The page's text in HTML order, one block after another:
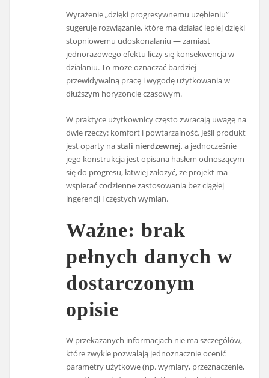
Wyrażenie „dzięki progresywnemu uzębieniu”
sugeruje rozwiązanie, które ma działać lepiej dzięki
stopniowemu udoskonalaniu — zamiast
jednorazowego efektu liczy się konsekwencja w
działaniu. To może oznaczać bardziej
przewidywalną pracę i wygodę użytkowania w
dłuższym horyzoncie czasowym.
W praktyce użytkownicy często zwracają uwagę na
dwie rzeczy: komfort i powtarzalność. Jeśli produkt
jest oparty nastali nierdzewnej, a jednocześnie
jego konstrukcja jest opisana hasłem odnoszącym
się do progresu, łatwiej założyć, że projekt ma
wspierać codzienne zastosowania bez ciągłej
ingerencji i częstych wymian.
Ważne: brak
pełnych danych w
dostarczonym
opisie
W przekazanych informacjach nie ma szczegółów,
które zwykle pozwalają jednoznacznie ocenić
parametry użytkowe (np. wymiary, przeznaczenie,